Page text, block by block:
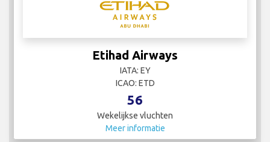
Etihad Airways
IATA: EY
ICAO: ETD
56
Wekelijkse vluchten
Meer informatie